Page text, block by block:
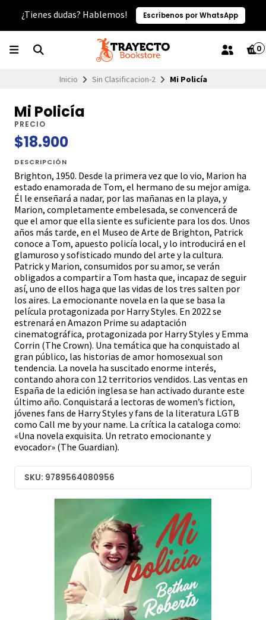
¿Tienes dudas? Hablemos! Escríbenos por WhatsApp
0
Inicio Sin Clasificacion-2 Mi Policía
Mi Policía
PRECIO
$18.900
DESCRIPCIÓN
Brighton, 1950. Desde la primera vez que lo vio, Marion ha
estado enamorada de Tom, el hermano de su mejor amiga.
Él le enseñará a nadar, por las mañanas en la playa, y
Marion, completamente embelesada, se convencerá de
que el amor que ella siente es suficiente para los dos. Unos
años más tarde, en el Museo de Arte de Brighton, Patrick
conoce a Tom, apuesto policía local, y lo introducirá en el
glamuroso y sofisticado mundo del arte y la cultura.
Patrick y Marion, consumidos por su amor, se verán
obligados a compartir a Tom hasta que, incapaz de seguir
así, uno de ellos haga que las vidas de los tres salten por
los aires. La emocionante novela en la que se basa la
película protagonizada por Harry Styles. En 2022 se
estrenará en Amazon Prime su adaptación
cinematográfica, protagonizada por Harry Styles y Emma
Corrin (The Crown). Una temática que ha conquistado al
gran público, las historias de amor homosexual son
tendencia. La novela ha suscitado enorme interés,
contando ahora con 12 territorios vendidos. Las ventas en
España de la edición inglesa se han activado durante este
último año. Conquistará a lectoras de women’s fiction,
jóvenes fans de Harry Styles y fans de la literatura LGTB
como Call me by your name. La crítica la cataloga como:
«Una novela exquisita. Un retrato emocionante y
evocador» (The Guardian).
SKU: 9789564080956